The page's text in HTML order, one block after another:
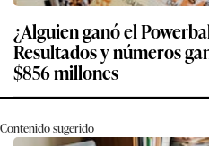
¿Alguien ganó el
Resultados y números
$856 millones
Contenido sugerido